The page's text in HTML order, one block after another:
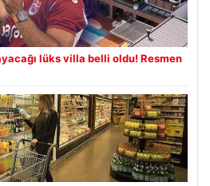
lüks villa belli oldu! Resmen